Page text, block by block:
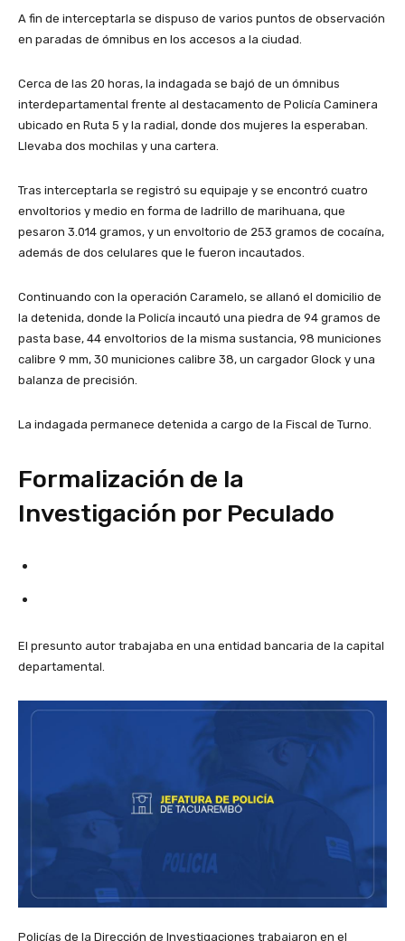
A fin de interceptarla se dispuso de varios puntos de observación
en paradas de ómnibus en los accesos a la ciudad.
Cerca de las 20 horas, la indagada se bajó de un ómnibus
interdepartamental frente al destacamento de Policía Caminera
ubicado en Ruta 5 y la radial, donde dos mujeres la esperaban.
Llevaba dos mochilas y una cartera.
Tras interceptarla se registró su equipaje y se encontró cuatro
envoltorios y medio en forma de ladrillo de marihuana, que
pesaron 3.014 gramos, y un envoltorio de 253 gramos de cocaína,
además de dos celulares que le fueron incautados.
Continuando con la operación Caramelo, se allanó el domicilio de
la detenida, donde la Policía incautó una piedra de 94 gramos de
pasta base, 44 envoltorios de la misma sustancia, 98 municiones
calibre 9 mm, 30 municiones calibre 38, un cargador Glock y una
balanza de precisión.
La indagada permanece detenida a cargo de la Fiscal de Turno.
Formalización de la
Investigación por Peculado
El presunto autor trabajaba en una entidad bancaria de la capital
departamental.
Policías de la Dirección de Investigaciones trabajaron en el